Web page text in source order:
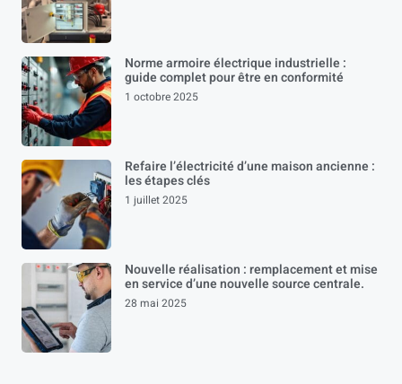
Norme armoire électrique industrielle :
guide complet pour être en conformité
1 octobre 2025
Refaire l’électricité d’une maison ancienne :
les étapes clés
1 juillet 2025
Nouvelle réalisation : remplacement et mise
en service d’une nouvelle source centrale.
28 mai 2025